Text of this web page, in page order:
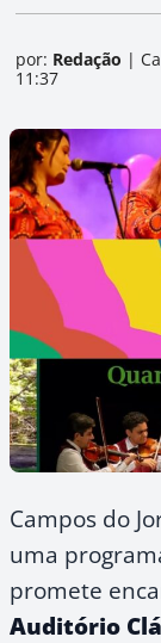
por: Redação |
11:37
Campos do
uma
promete
Auditório